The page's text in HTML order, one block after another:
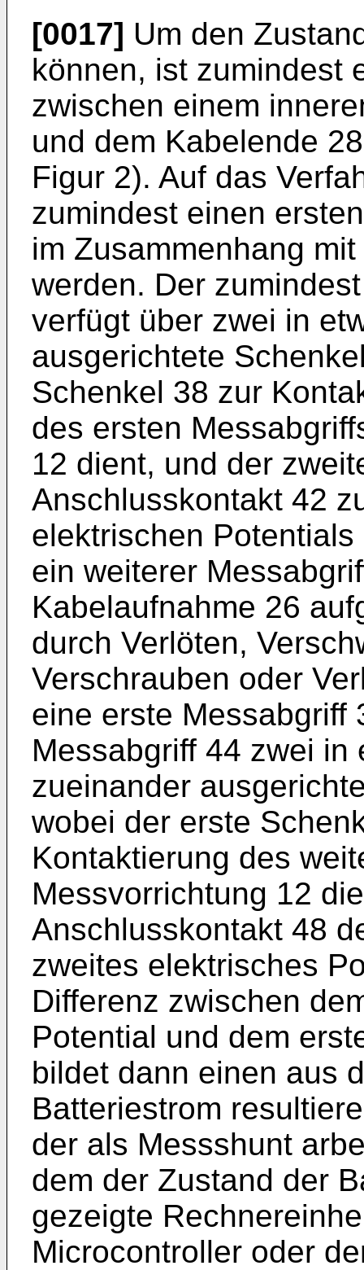
[0017] Um den
können, ist zumindest
zwischen einem
und dem Kabelende
Figur 2). Auf das
zumindest einen
im Zusammenhang
werden. Der
verfügt über zwei in
ausgerichtete
Schenkel 38 zur
des ersten
12 dient, und der
Anschlusskontakt 42
elektrischen
ein weiterer
Kabelaufnahme 26
durch Verlöten,
Verschrauben oder
eine erste Messabgriff
Messabgriff 44 zwei in
zueinander
wobei der erste
Kontaktierung des
Messvorrichtung 12
Anschlusskontakt 48
zweites elektrisches
Differenz zwischen
Potential und dem
bildet dann einen aus
Batteriestrom
der als Messshunt
dem der Zustand der
gezeigte
Microcontroller oder